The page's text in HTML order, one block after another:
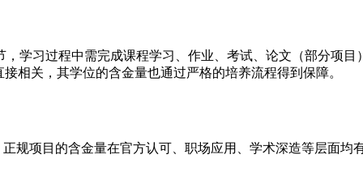
学习过程中需完成课程学习、作业、考试、论文（部分项
相关，其学位的含金量也通过严格的培养流程得到保障。
规项目的含金量在官方认可、职场应用、学术深造等层面均